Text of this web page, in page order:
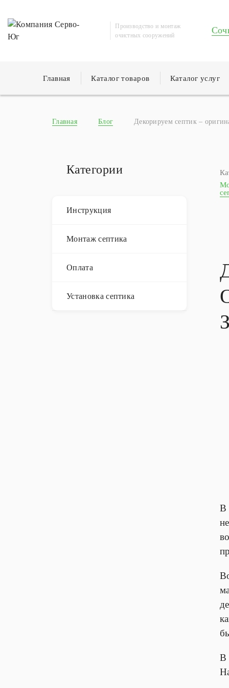
Производство и монтаж
очистных сооружений
Главная Каталог товаров Каталог услуг
Главная Блог Декорируем септик –
Категории
Инструкция
Монтаж септика
Оплата
Установка септика
В
В